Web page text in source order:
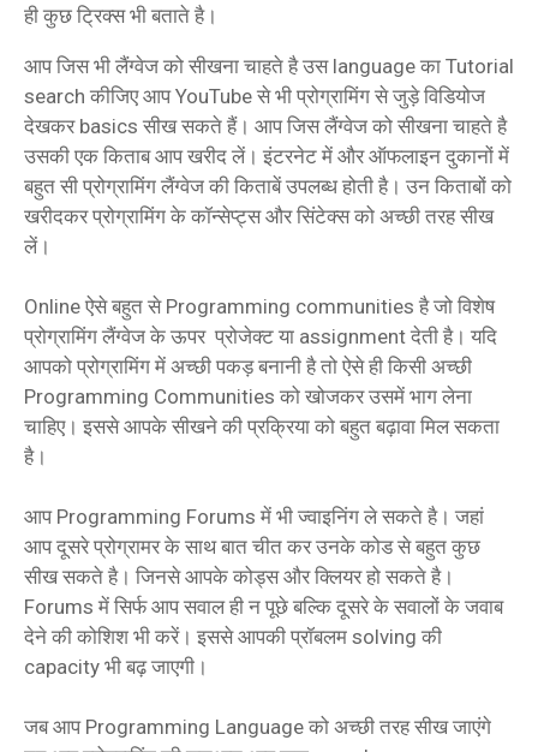
ही कुछ ट्रिक्स भी बताते है।
आप जिस भी लैंग्वेज को सीखना चाहते है उस language का Tutorial
search कीजिए आप YouTube से भी प्रोग्रामिंग से जुड़े विडियोज
देखकर basics सीख सकते हैं। आप जिस लैंग्वेज को सीखना चाहते है
उसकी एक किताब आप खरीद लें। इंटरनेट में और ऑफलाइन दुकानों में
बहुत सी प्रोग्रामिंग लैंग्वेज की किताबें उपलब्ध होती है। उन किताबों को
खरीदकर प्रोग्रामिंग के कॉन्सेप्ट्स और सिंटेक्स को अच्छी तरह सीख
लें।
Online ऐसे बहुत से Programming communities है जो विशेष
प्रोग्रामिंग लैंग्वेज के ऊपर प्रोजेक्ट या assignment देती है। यदि
आपको प्रोग्रामिंग में अच्छी पकड़ बनानी है तो ऐसे ही किसी अच्छी
Programming Communities को खोजकर उसमें भाग लेना
चाहिए। इससे आपके सीखने की प्रक्रिया को बहुत बढ़ावा मिल सकता
है।
आप Programming Forums में भी ज्वाइनिंग ले सकते है। जहां
आप दूसरे प्रोग्रामर के साथ बात चीत कर उनके कोड से बहुत कुछ
सीख सकते है। जिनसे आपके कोड्स और क्लियर हो सकते है।
Forums में सिर्फ आप सवाल ही न पूछे बल्कि दूसरे के सवालों के जवाब
देने की कोशिश भी करें। इससे आपकी प्रॉबलम solving की
capacity भी बढ़ जाएगी।
जब आप Programming Language को अच्छी तरह सीख जाएंगे